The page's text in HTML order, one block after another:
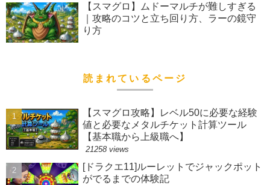
【スマグロ】ムドーマルチが難しすぎる
｜攻略のコツと立ち回り方、ラーの鏡守
り方
読まれているページ
【スマグロ攻略】レベル50に必要な経験
値と必要なメタルチケット計算ツール
【基本職から上級職へ】
21258 views
[ドラクエ11]ルーレットでジャックポット
がでるまでの体験記